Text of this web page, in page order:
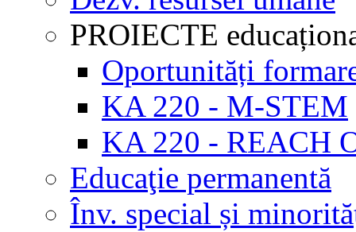
PROIECTE
Oportunități
KA 220 - M-STEM
KA 220 - REACH
Educaţie permanentă
Înv. special și